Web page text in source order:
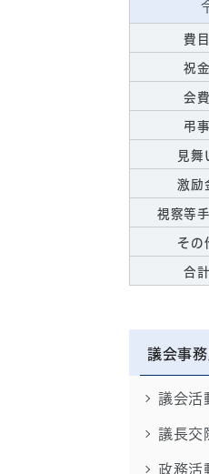
費目
祝金
会費
弔事
見舞
激励
視察等
その
合計
議会事
議会活
議長交
政務活